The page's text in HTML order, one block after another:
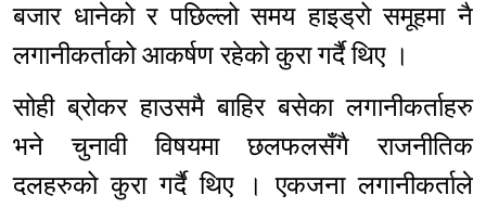
बजार धानेको र पछिल्लो समय हाइड्रो समूहमा नै
लगानीकर्ताको आकर्षण रहेको कुरा गर्दै थिए ।
सोही ब्रोकर हाउसमै बाहिर बसेका लगानीकर्ताहरु
भने चुनावी विषयमा छलफलसँगै राजनीतिक
दलहरुको कुरा गर्दै थिए । एकजना लगानीकर्ताले